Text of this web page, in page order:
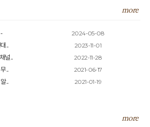
more
2024-05-08
..
2023-11-01
널..
2022-11-28
..
2021-06-17
..
2021-01-19
more